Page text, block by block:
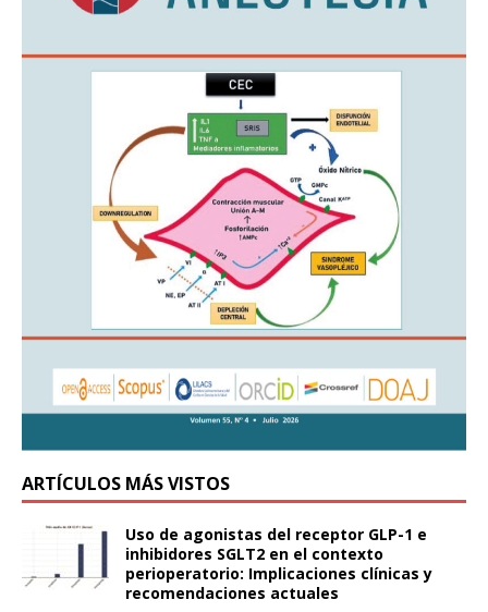
ARTÍCULOS MÁS VISTOS
Uso de agonistas del receptor GLP-1 e
inhibidores SGLT2 en el contexto
perioperatorio: Implicaciones clínicas y
recomendaciones actuales